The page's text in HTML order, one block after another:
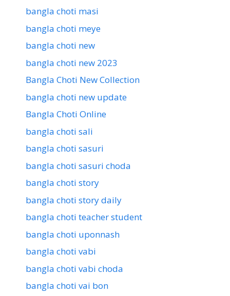
bangla choti masi
bangla choti meye
bangla choti new
bangla choti new 2023
Bangla Choti New Collection
bangla choti new update
Bangla Choti Online
bangla choti sali
bangla choti sasuri
bangla choti sasuri choda
bangla choti story
bangla choti story daily
bangla choti teacher student
bangla choti uponnash
bangla choti vabi
bangla choti vabi choda
bangla choti vai bon